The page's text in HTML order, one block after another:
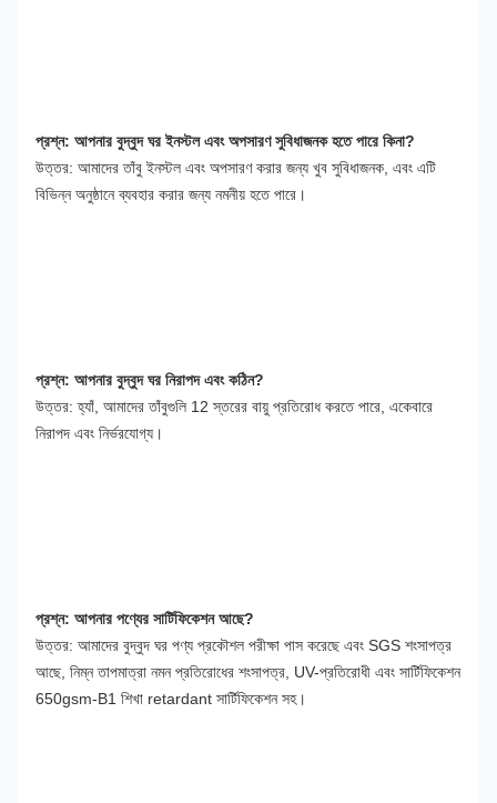
প্রশ্ন: আপনার বুদ্বুদ ঘর ইনস্টল এবং অপসারণ সুবিধাজনক হতে পারে কিনা?
উত্তর: আমাদের তাঁবু ইনস্টল এবং অপসারণ করার জন্য খুব সুবিধাজনক, এবং এটি
বিভিন্ন অনুষ্ঠানে ব্যবহার করার জন্য নমনীয় হতে পারে।
প্রশ্ন: আপনার বুদ্বুদ ঘর নিরাপদ এবং কঠিন?
উত্তর: হ্যাঁ, আমাদের তাঁবুগুলি 12 স্তরের বায়ু প্রতিরোধ করতে পারে, একেবারে
নিরাপদ এবং নির্ভরযোগ্য।
প্রশ্ন: আপনার পণ্যের সার্টিফিকেশন আছে?
উত্তর: আমাদের বুদ্বুদ ঘর পণ্য প্রকৌশল পরীক্ষা পাস করেছে এবং SGS শংসাপত্র
আছে, নিম্ন তাপমাত্রা নমন প্রতিরোধের শংসাপত্র, UV-প্রতিরোধী এবং সার্টিফিকেশন
650gsm-B1 শিখা retardant সার্টিফিকেশন সহ।